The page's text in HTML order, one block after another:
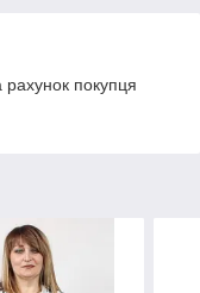
покупця